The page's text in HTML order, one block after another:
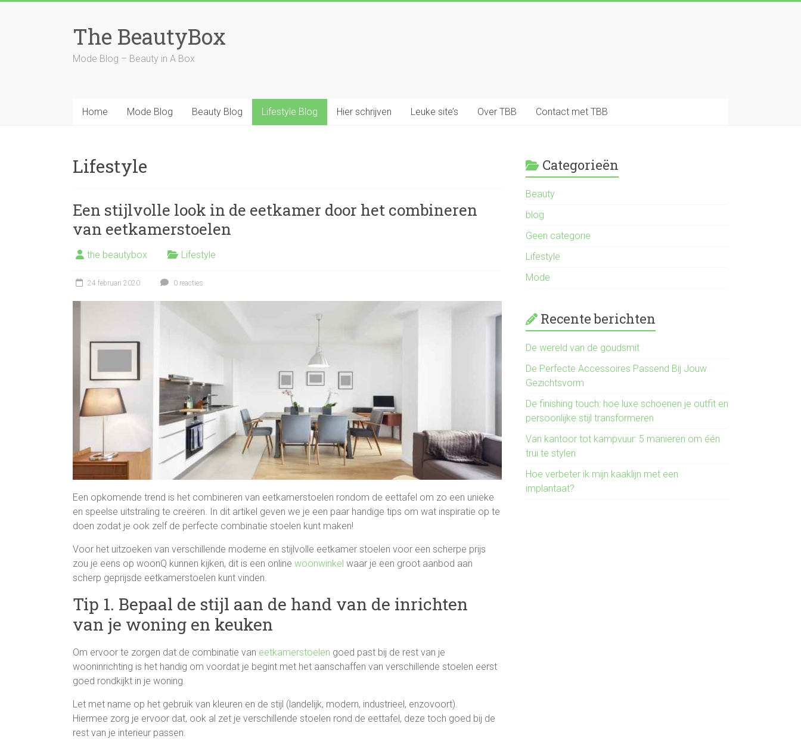
The BeautyBox
Mode Blog – Beauty in A Box
Home Mode Blog Beauty Blog Lifestyle Blog Hier schrijven Leuke site’s Over TBB Contact met TBB
Lifestyle
Een stijlvolle look in de eetkamer door het combineren
van eetkamerstoelen
the beautybox Lifestyle
24 februari 2020 0 reacties
Een opkomende trend is het combineren van eetkamerstoelen rondom de eettafel om zo een unieke
en speelse uitstraling te creëren. In dit artikel geven we je een paar handige tips om wat inspiratie op te
doen zodat je ook zelf de perfecte combinatie stoelen kunt maken!
Voor het uitzoeken van verschillende moderne en stijlvolle eetkamer stoelen voor een scherpe prijs
zou je eens op woonQ kunnen kijken, dit is een online woonwinkel waar je een groot aanbod aan
scherp geprijsde eetkamerstoelen kunt vinden.
Tip 1. Bepaal de stijl aan de hand van de inrichten
van je woning en keuken
Om ervoor te zorgen dat de combinatie van eetkamerstoelen goed past bij de rest van je
wooninrichting is het handig om voordat je begint met het aanschaffen van verschillende stoelen eerst
goed rondkijkt in je woning.
Let met name op het gebruik van kleuren en de stijl (landelijk, modern, industrieel, enzovoort).
Hiermee zorg je ervoor dat, ook al zet je verschillende stoelen rond de eettafel, deze toch goed bij de
rest van je interieur passen.
Categorieën
Beauty
blog
Geen categorie
Lifestyle
Mode
Recente berichten
De wereld van de goudsmit
De Perfecte Accessoires Passend Bij Jouw
Gezichtsvorm
De finishing touch: hoe luxe schoenen je outfit en
persoonlijke stijl transformeren
Van kantoor tot kampvuur: 5 manieren om één
trui te stylen
Hoe verbeter ik mijn kaaklijn met een
implantaat?